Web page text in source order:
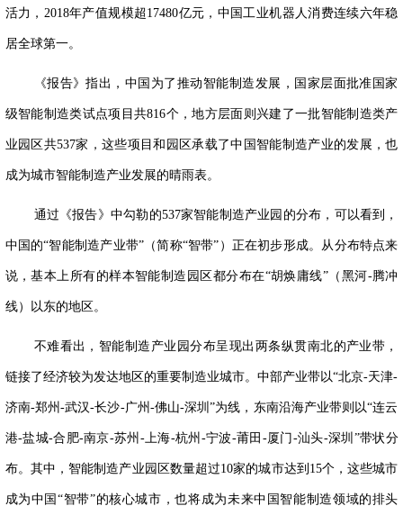
活力， 2018年产值规模超17480亿元，中国工业机器人消费连续六年稳
居全球第一。
《报告》指出，中国为了推动智能制造发展，国家层面批准国家
级智能制造类试点项目共816个，地方层面则兴建了一批智能制造类产
业园区共537家，这些项目和园区承载了中国智能制造产业的发展，也
成为城市智能制造产业发展的晴雨表。
通过《报告》中勾勒的537家智能制造产业园的分布，可以看到，
中国的“智能制造产业带”（简称“智带”）正在初步形成。从分布特点来
说，基本上所有的样本智能制造园区都分布在“胡焕庸线”（黑河-腾冲
线）以东的地区。
不难看出，智能制造产业园分布呈现出两条纵贯南北的产业带，
链接了经济较为发达地区的重要制造业城市。中部产业带以“北京-天津-
济南-郑州-武汉-长沙-广州 -佛山-深圳”为线，东南沿海产业带则以“连云
港-盐城-合肥-南京-苏州 -上海-杭州 -宁波-莆田 -厦门 -汕头-深圳”带状分
布。其中，智能制造产业园区数量超过10家的城市达到 15个，这些城市
成为中国“智带”的核心城市，也将成为未来中国智能制造领域的排头